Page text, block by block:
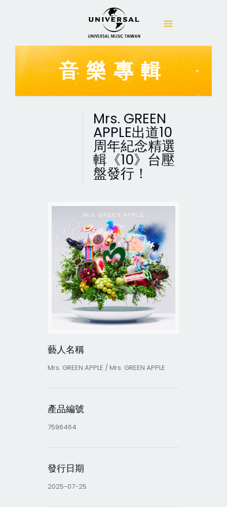
音樂專輯
Mrs. GREEN
APPLE出道10
周年紀念精選
輯《10》台壓
盤發行！
藝人名稱
Mrs. GREEN APPLE / Mrs. GREEN APPLE
產品編號
7596464
發行日期
2025-07-25